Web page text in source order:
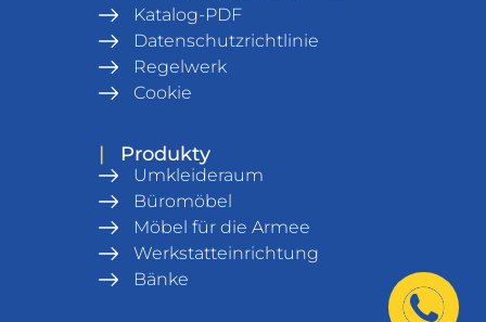
Katalog-PDF
Datenschutzrichtlinie
Regelwerk
Cookie
| Produkty
Umkleideraum
Büromöbel
Möbel für die Armee
Werkstatteinrichtung
Bänke